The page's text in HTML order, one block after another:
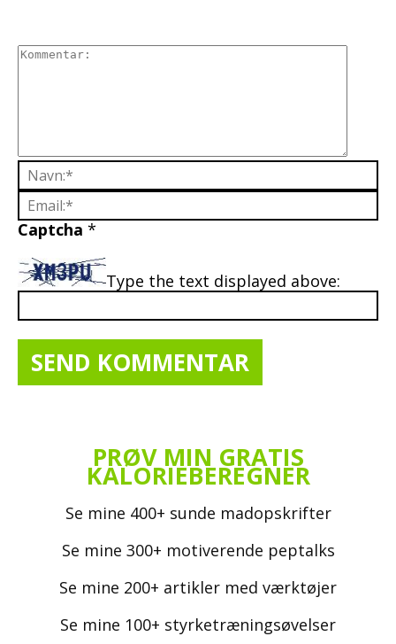
Captcha *
Type the text displayed above:
PRØV MIN GRATIS
KALORIEBEREGNER
Se mine 400+ sunde madopskrifter
Se mine 300+ motiverende peptalks
Se mine 200+ artikler med værktøjer
Se mine 100+ styrketræningsøvelser